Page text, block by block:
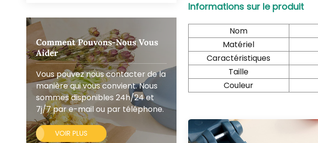
Comment Pouvons-Nous Vous
Aider
Vous pouvez nous contacter de la
manière qui vous convient. Nous
sommes disponibles 24h/24 et
7j/7 par e-mail ou par téléphone.
VOIR PLUS
Informations sur le produit
Nom
Matériel
Caractéristiques
Taille
Couleur